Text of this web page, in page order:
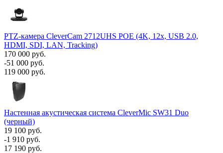
PTZ-камера CleverCam 2712UHS POE (4K, 12x, USB 2.0,
HDMI, SDI, LAN, Tracking)
170 000 руб.
-51 000 руб.
119 000 руб.
Настенная акустическая система CleverMic SW31 Duo
(черный)
19 100 руб.
-1 910 руб.
17 190 руб.